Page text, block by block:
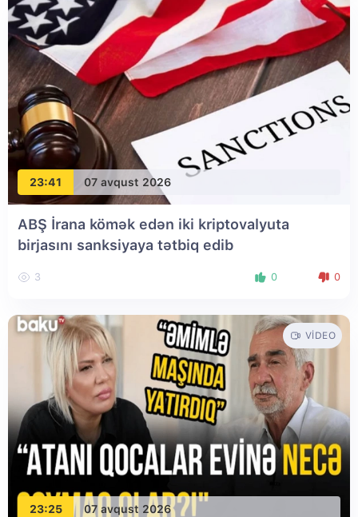
23:41 07 avqust 2026
ABŞ İrana kömək edən iki kriptovalyuta
birjasını sanksiyaya tətbiq edib
3 0 0
23:25 07 avqust 2026
VIDEO